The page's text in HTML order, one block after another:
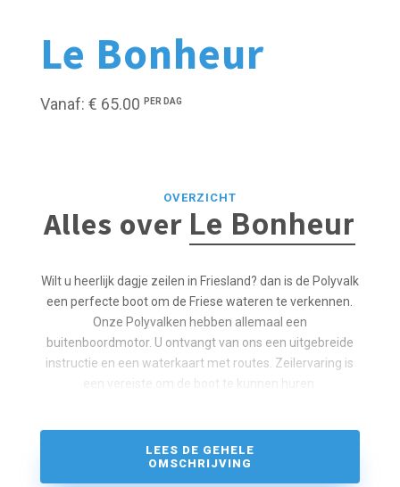
Le Bonheur
Vanaf: € 65.00 PER DAG
OVERZICHT
Alles over Le Bonheur
Wilt u heerlijk dagje zeilen in Friesland? dan is de Polyvalk
een perfecte boot om de Friese wateren te verkennen.
Onze Polyvalken hebben allemaal een
buitenboordmotor. U ontvangt van ons een uitgebreide
instructie en een waterkaart met routes. Zeilervaring is
een vereiste om de boot te kunnen huren.
LEES DE GEHELE
OMSCHRIJVING